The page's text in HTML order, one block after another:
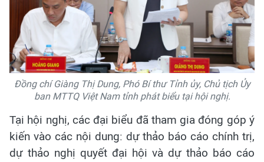
Đồng chí Giàng Thị Dung, Phó Bí thư Tỉnh ủy, Chủ tịch Ủy
ban MTTQ Việt Nam tỉnh phát biểu tại hội nghị.
Tại hội nghị, các đại biểu đã tham gia đóng góp ý
kiến vào các nội dung: dự thảo báo cáo chính trị,
dự thảo nghị quyết đại hội và dự thảo báo cáo